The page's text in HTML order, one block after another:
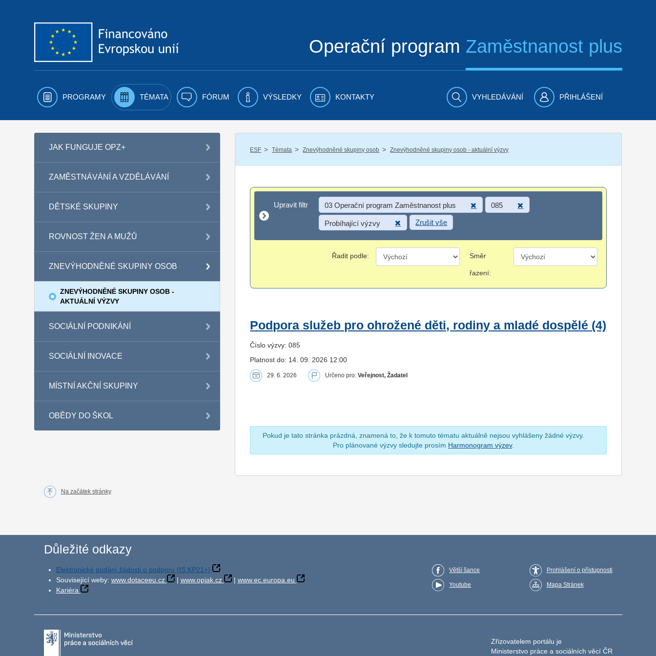
Operační program Zaměstnanost plus
PROGRAMY TÉMATA FÓRUM VÝSLEDKY KONTAKTY VYHLEDÁVÁNÍ PŘIHLÁŠENÍ
JAK FUNGUJE OPZ+
ZAMĚSTNÁVÁNÍ A VZDĚLÁVÁNÍ
DĚTSKÉ SKUPINY
ROVNOST ŽEN A MUŽŮ
ZNEVÝHODNĚNÉ SKUPINY OSOB
ZNEVÝHODNĚNÉ SKUPINY OSOB -
AKTUÁLNÍ VÝZVY
SOCIÁLNÍ PODNIKÁNÍ
SOCIÁLNÍ INOVACE
MÍSTNÍ AKČNÍ SKUPINY
OBĚDY DO ŠKOL
ESF / Témata / Znevýhodněné skupiny osob / Znevýhodněné skupiny osob - aktuální výzvy
Upravit filtr
Upravit filtr 03 Operační program Zaměstnanost plus 085
Probíhající výzvy Zrušit vše
Řadit podle: Směr
řazení:
Podpora služeb pro ohrožené děti, rodiny a mladé dospělé (4)
Číslo výzvy: 085
Platnost do: 14. 09. 2026 12:00
29. 6. 2026 Určeno pro:Veřejnost, Žadatel
Pokud je tato stránka prázdná, znamená to, že k tomuto tématu aktuálně nejsou vyhlášeny žádné výzvy.
Pro plánované výzvy sledujte prosím Harmonogram výzev.
Na začátek stránky
Důležité odkazy
Elektronické podání žádosti o podporu (IS KP21+)
Související weby: www.dotaceeu.cz | www.opjak.cz | www.ec.europa.eu
Kariéra
Větší šance
Youtube
Prohlášení o přístupnosti
Mapa Stránek
Zřizovatelem portálu je
Ministerstvo práce a sociálních věcí ČR